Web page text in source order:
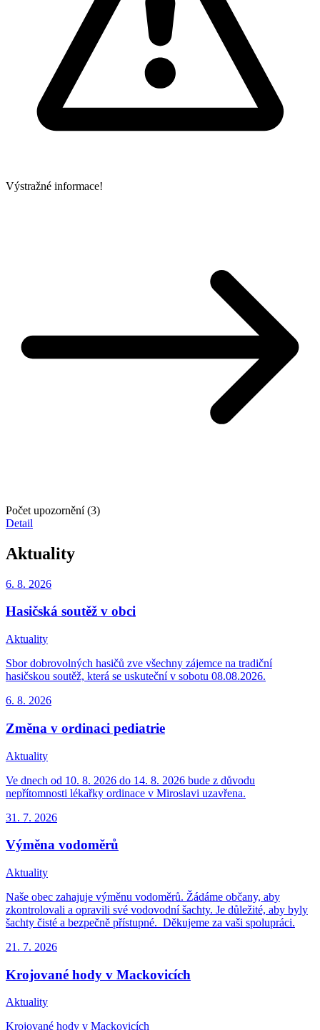
Výstražné informace!
Počet upozornění (3)
Detail
Aktuality
6. 8. 2026
Hasičská soutěž v obci
Aktuality
Sbor dobrovolných hasičů zve všechny zájemce na tradiční
hasičskou soutěž, která se uskuteční v sobotu 08.08.2026.
6. 8. 2026
Změna v ordinaci pediatrie
Aktuality
Ve dnech od 10. 8. 2026 do 14. 8. 2026 bude z důvodu
nepřítomnosti lékařky ordinace v Miroslavi uzavřena.
31. 7. 2026
Výměna vodoměrů
Aktuality
Naše obec zahajuje výměnu vodoměrů. Žádáme občany, aby
zkontrolovali a opravili své vodovodní šachty. Je důležité, aby byly
šachty čisté a bezpečně přístupné. Děkujeme za vaši spolupráci.
21. 7. 2026
Krojované hody v Mackovicích
Aktuality
Krojované hody v Mackovicích